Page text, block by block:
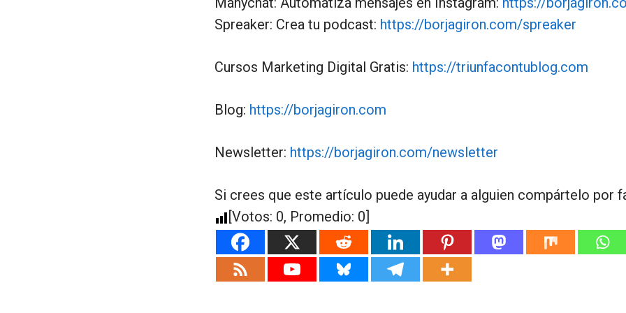
Spreaker: Crea tu podcast: https://borjagiron.com/spreaker
Cursos Marketing Digital Gratis: https://triunfacontublog.com
Blog: https://borjagiron.com
Newsletter: https://borjagiron.com/newsletter
Si crees que este artículo puede ayudar a alguien compártelo por
[Votos: 0, Promedio: 0]